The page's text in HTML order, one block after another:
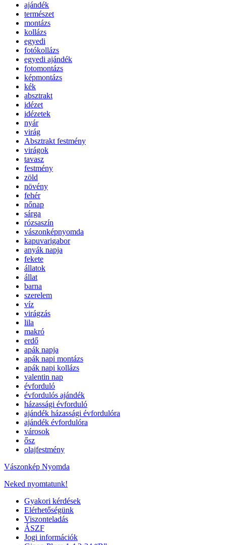
ajándék
természet
montázs
kollázs
egyedi
fotókollázs
egyedi ajándék
fotomontázs
képmontázs
kék
absztrakt
idézet
idézetek
nyár
virág
Absztrakt festmény
virágok
tavasz
festmény
zöld
növény
fehér
nőnap
sárga
rózsaszín
vászonképnyomda
kapuvarigabor
anyák napja
fekete
állatok
állat
barna
szerelem
víz
virágzás
lila
makró
erdő
apák napja
apák napi montázs
apák napi kollázs
valentin nap
évforduló
évfordulós ajándék
házassági évforduló
ajándék házassági évfordulóra
ajándék évfordulóra
városok
ősz
olajfestmény
Vászonkép Nyomda
Neked nyomtatunk!
Gyakori kérdések
Elérhetőségünk
Viszonteladás
ÁSZF
Jogi információk